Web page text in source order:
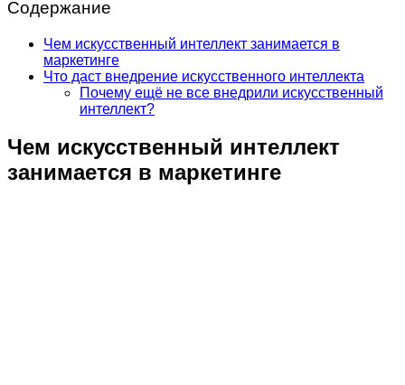
Содержание
Чем искусственный интеллект занимается в
маркетинге
Что даст внедрение искусственного интеллекта
Почему ещё не все внедрили искусственный
интеллект?
Чем искусственный интеллект
занимается в маркетинге